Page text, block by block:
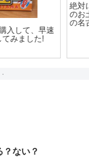
絶対に喜ばれる名古屋
のお土産シェ・シバタ
の名古屋クロッカン
ない？